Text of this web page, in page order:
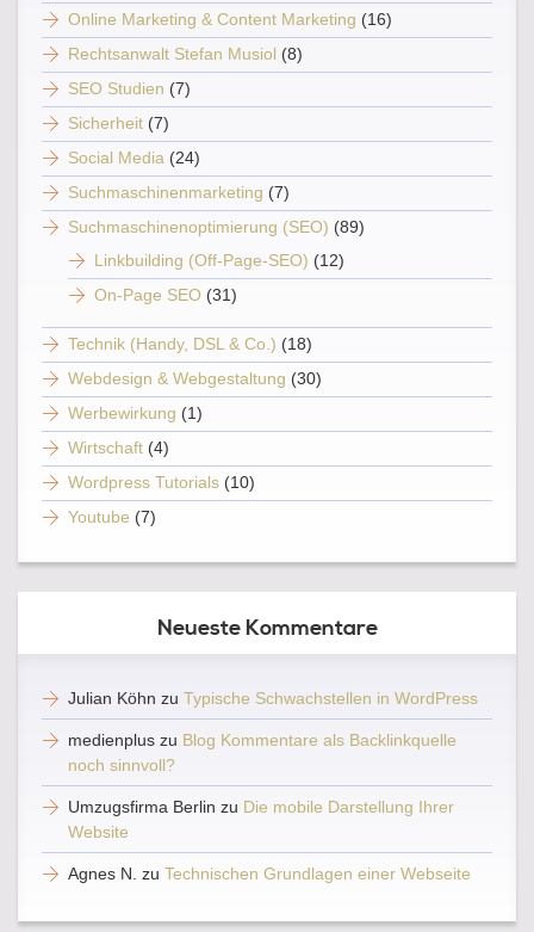
Online Marketing & Content Marketing (16)
Rechtsanwalt Stefan Musiol (8)
SEO Studien (7)
Sicherheit (7)
Social Media (24)
Suchmaschinenmarketing (7)
Suchmaschinenoptimierung (SEO) (89)
Linkbuilding (Off-Page-SEO) (12)
On-Page SEO (31)
Technik (Handy, DSL & Co.) (18)
Webdesign & Webgestaltung (30)
Werbewirkung (1)
Wirtschaft (4)
Wordpress Tutorials (10)
Youtube (7)
Neueste Kommentare
Julian Köhn zu Typische Schwachstellen in WordPress
medienplus zu Blog Kommentare als Backlinkquelle
noch sinnvoll?
Umzugsfirma Berlin zu Die mobile Darstellung Ihrer
Website
Agnes N. zu Technischen Grundlagen einer Webseite